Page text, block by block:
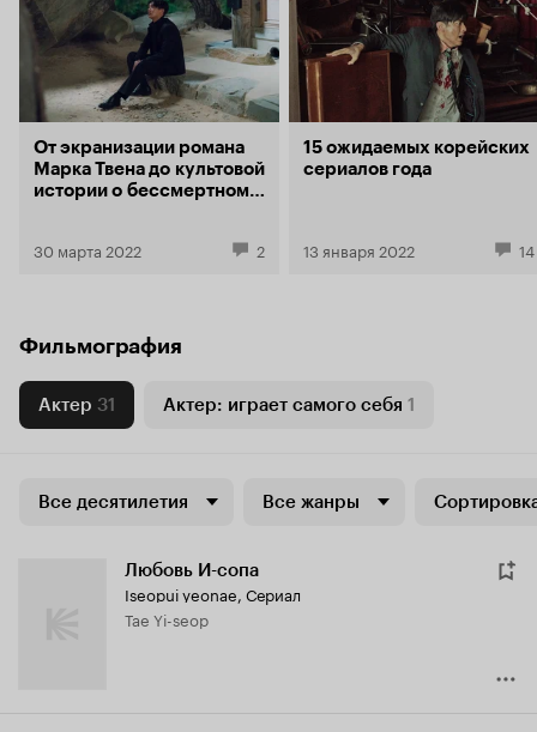
От экранизации романа
Марка Твена до культовой
истории о бессмертном
30 марта 2022 2
15 ожидаемых корейских
сериалов года
13 января 2022 14
Фильмография
Актер 31 Актер: играет самого себя 1
Все десятилетия Все жанры
Любовь И-сопа
Iseopui yeonae, Сериал
Tae Yi-seop